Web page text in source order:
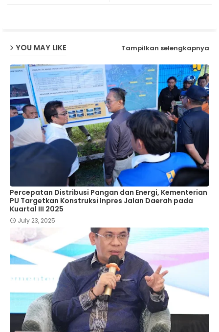
YOU MAY LIKE Tampilkan selengkapnya
Percepatan Distribusi Pangan dan Energi, Kementerian
PU Targetkan Konstruksi Inpres Jalan Daerah pada
Kuartal III 2025
July 23, 2025